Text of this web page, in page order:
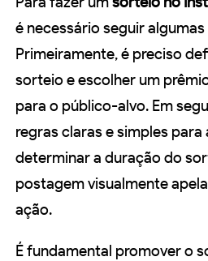
é necessário seguir
Primeiramente, é preciso
sorteio e escolher um
para o público-alvo. Em
regras claras e simples
determinar a duração do
postagem visualmente
ação.
É fundamental promover o